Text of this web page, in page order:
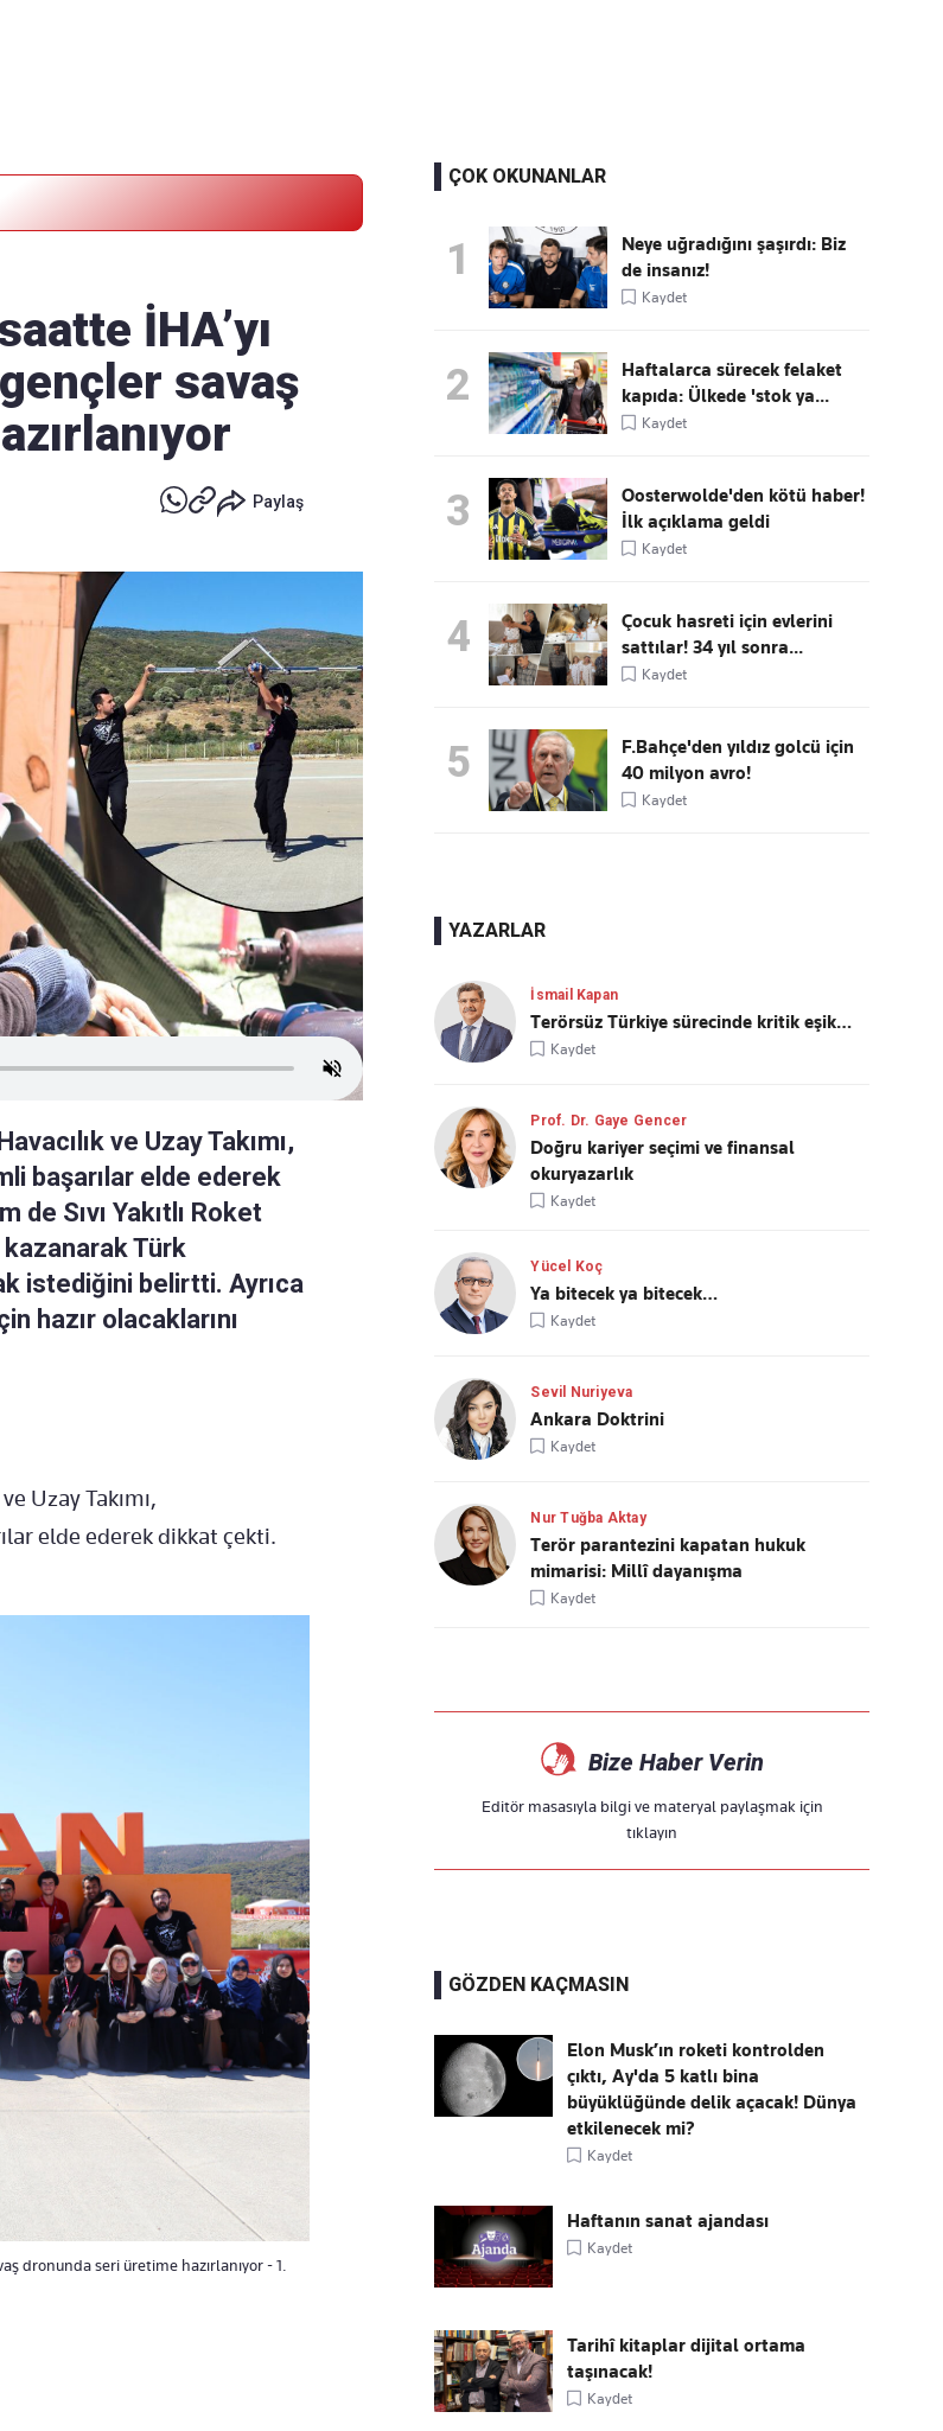
İHA’yı
savaş
Paylaş
ve Uzay Takımı,
başarılar elde ederek
Sıvı Yakıtlı Roket
Türk
istediğini belirtti. Ayrıca
hazır olacaklarını
Uzay Takımı,
elde ederek dikkat çekti.
dronunda seri üretime hazırlanıyor - 1.
ÇOK OKUNANLAR
1
Neye uğradığını şaşırdı: Biz
de insanız!
Kaydet
2
Haftalarca sürecek felaket
kapıda: Ülkede 'stok ya...
Kaydet
3
Oosterwolde'den kötü haber!
İlk açıklama geldi
Kaydet
4
Çocuk hasreti için evlerini
sattılar! 34 yıl sonra...
Kaydet
5
F.Bahçe'den yıldız golcü için
40 milyon avro!
Kaydet
YAZARLAR
İsmail Kapan
Terörsüz Türkiye sürecinde kritik eşik…
Kaydet
Prof. Dr. Gaye Gencer
Doğru kariyer seçimi ve finansal
okuryazarlık
Kaydet
Yücel Koç
Ya bitecek ya bitecek…
Kaydet
Sevil Nuriyeva
Ankara Doktrini
Kaydet
Nur Tuğba Aktay
Terör parantezini kapatan hukuk
mimarisi: Millî dayanışma
Kaydet
Bize Haber Verin
Editör masasıyla bilgi ve materyal paylaşmak için
tıklayın
GÖZDEN KAÇMASIN
Elon Musk’ın roketi kontrolden
çıktı, Ay'da 5 katlı bina
büyüklüğünde delik açacak! Dünya
etkilenecek mi?
Kaydet
Haftanın sanat ajandası
Kaydet
Tarihî kitaplar dijital ortama
taşınacak!
Kaydet